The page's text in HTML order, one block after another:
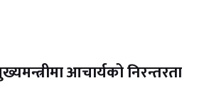
आचार्यको निरन्तरता